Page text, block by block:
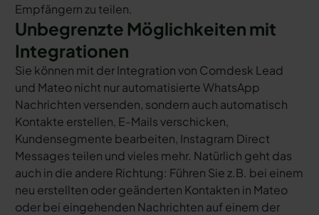
Empfängern zu teilen.
Unbegrenzte Möglichkeiten mit
Integrationen
Sie können mit der Integration von Comdesk Lead
und Mateo nicht nur automatisierte WhatsApp
Nachrichten versenden, sondern auch automatisch
Kontakte erstellen, E-Mails verschicken,
Kundensegmente bearbeiten, Instagram Direct
Messages teilen und vieles mehr. Natürlich geht das
auch in die andere Richtung: Führen Sie z.B. bei einem
neu erstellten oder geänderten Kontakten in Mateo
oder bei eingehenden Nachrichten auf einem der